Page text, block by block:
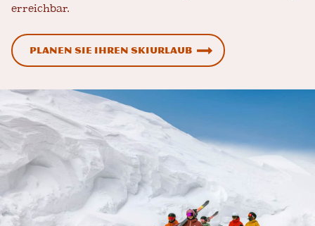
erreichbar.
Planen Sie Ihren Skiurlaub